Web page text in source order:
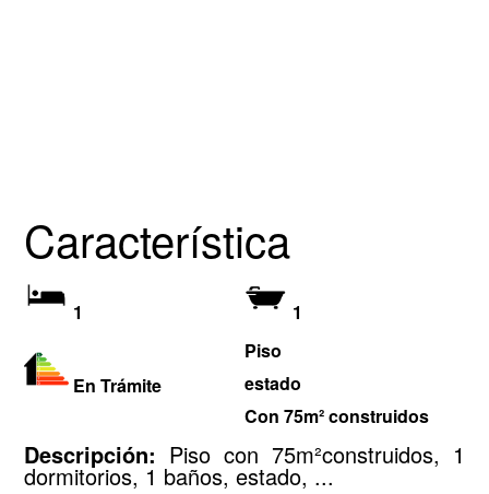
Característica
1 1
En Trámite
Piso
estado
Con 75m² construidos
Descripción: Piso con 75m²construidos, 1
dormitorios, 1 baños, estado, ...